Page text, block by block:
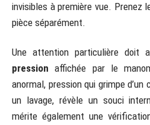
invisibles à première vue. Prenez
pièce séparément.
Une attention particulière doit
pression affichée par le
anormal, pression qui grimpe d’un
un lavage, révèle un souci
mérite également une